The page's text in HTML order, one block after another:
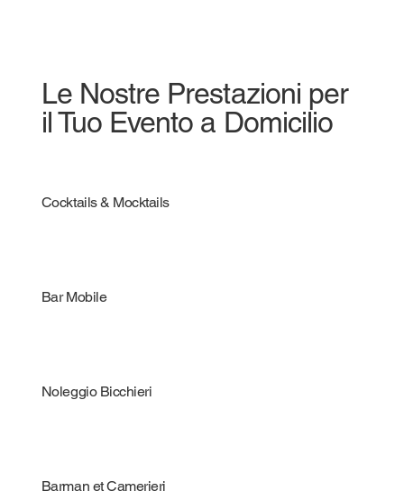
Le Nostre Prestazioni per
il Tuo Evento a Domicilio
Cocktails & Mocktails
Bar Mobile
Noleggio Bicchieri
Barman et Camerieri